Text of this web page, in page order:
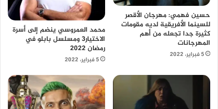
حسين فهمي: مهرجان الأقصر
للسينما الأفريقية لديه مقومات
كثيرة جدا تجعله من أهم
المهرجانات
5 فبراير، 2022
محمد العمروسي ينضم إلى أسرة
الاختيار3 ومسلسل بابلو في
رمضان 2022
5 فبراير، 2022